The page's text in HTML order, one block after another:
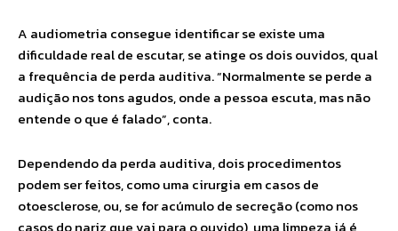
A audiometria consegue identificar se existe uma
dificuldade real de escutar, se atinge os dois ouvidos, qual
a frequência de perda auditiva. “Normalmente se perde a
audição nos tons agudos, onde a pessoa escuta, mas não
entende o que é falado”, conta.
Dependendo da perda auditiva, dois procedimentos
podem ser feitos, como uma cirurgia em casos de
otoesclerose, ou, se for acúmulo de secreção (como nos